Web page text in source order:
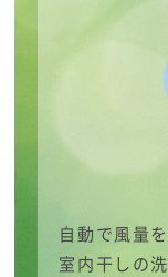
自動で風量
室内干しの